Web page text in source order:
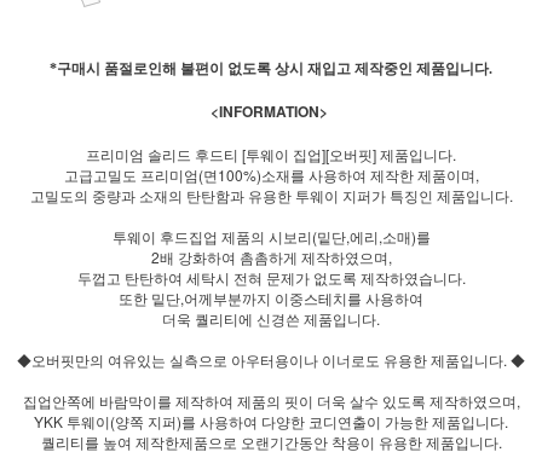
*구매시 품절로인해 불편이 없도록 상시 재입고 제작중인 제품입니다.
<INFORMATION>
프리미엄 솔리드 후드티 [투웨이 집업][오버핏] 제품입니다.
고급고밀도 프리미엄(면100%)소재를 사용하여 제작한 제품이며,
고밀도의 중량과 소재의 탄탄함과 유용한 투웨이 지퍼가 특징인 제품입니다.
투웨이 후드집업 제품의 시보리(밑단,에리,소매)를
2배 강화하여 촘촘하게 제작하였으며,
두껍고 탄탄하여 세탁시 전혀 문제가 없도록 제작하였습니다.
또한 밑단,어께부분까지 이중스테치를 사용하여
더욱 퀄리티에 신경쓴 제품입니다.
◆오버핏만의 여유있는 실측으로 아우터용이나 이너로도 유용한 제품입니다. ◆
집업안쪽에 바람막이를 제작하여 제품의 핏이 더욱 살수 있도록 제작하였으며,
YKK 투웨이(양쪽 지퍼)를 사용하여 다양한 코디연출이 가능한 제품입니다.
퀄리티를 높여 제작한제품으로 오랜기간동안 착용이 유용한 제품입니다.